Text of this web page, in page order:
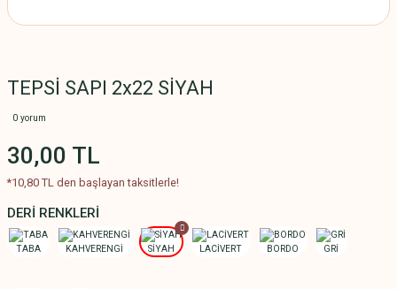
TEPSİ SAPI 2x22 SİYAH
0 yorum
30,00 TL
*10,80 TL den başlayan taksitlerle!
DERİ RENKLERİ